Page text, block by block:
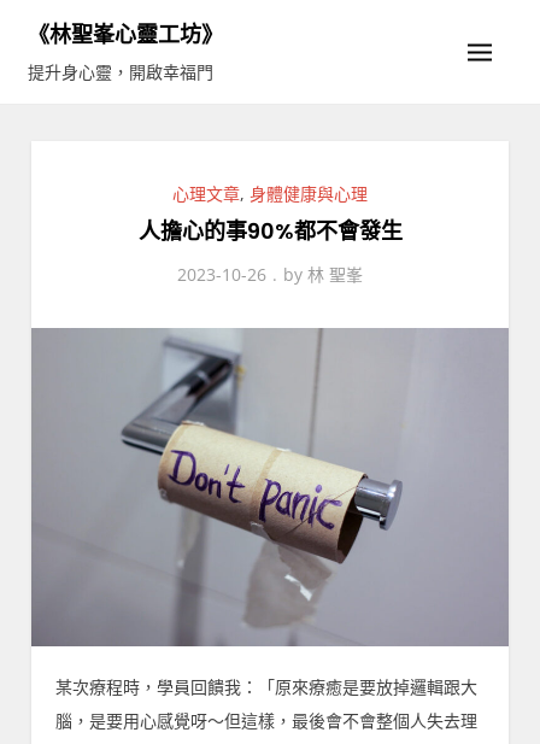
content
《林聖峯心靈工坊》
提升身心靈，開啟幸福門
心理文章, 身體健康與心理
人擔心的事90%都不會發生
2023-10-26 by 林 聖峯
某次療程時，學員回饋我：「原來療癒是要放掉邏輯跟大
腦，是要用心感覺呀～但這樣，最後會不會整個人失去理